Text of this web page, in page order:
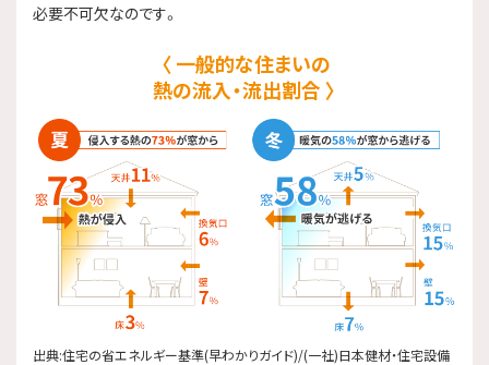
必要不可欠なのです。
一般的な住まいの
熱の流入・流出割合
出典:住宅の省エネルギー基準(早わかりガイド)/(一社)日本健材・住宅設備